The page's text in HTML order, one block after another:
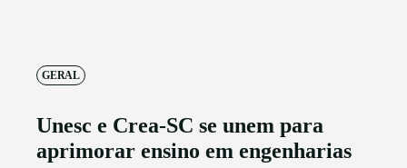
GERAL
Unesc e Crea-SC se unem para
aprimorar ensino em engenharias